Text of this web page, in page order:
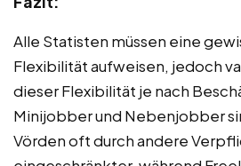
Alle Statisten müssen eine
Flexibilität aufweisen, jedoch
dieser Flexibilität je nach
Minijobber und Nebenjobber
Vörden oft durch andere